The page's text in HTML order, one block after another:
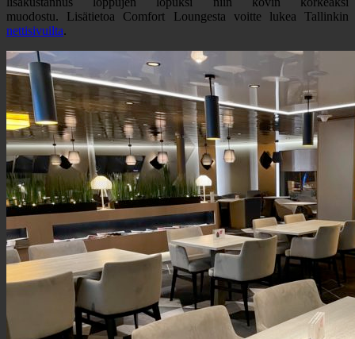
muodostu. Lisätietoa Comfort Loungesta voitte lukea Tallinkin
nettisivuilta.